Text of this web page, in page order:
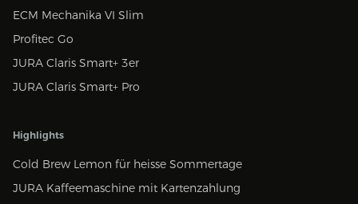
ECM Mechanika VI Slim
Profitec Go
JURA Claris Smart+ 3er
JURA Claris Smart+ Pro
Highlights
Cold Brew Lemon für heisse Sommertage
JURA Kaffeemaschine mit Kartenzahlung